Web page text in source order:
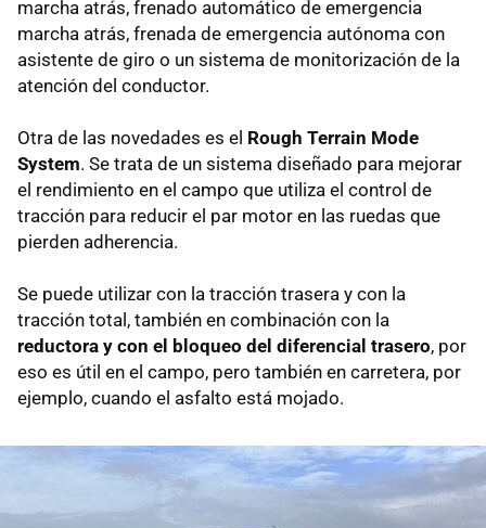
marcha atrás, frenado automático de emergencia
marcha atrás, frenada de emergencia autónoma con
asistente de giro o un sistema de monitorización de la
atención del conductor.
Otra de las novedades es el Rough Terrain Mode
System. Se trata de un sistema diseñado para mejorar
el rendimiento en el campo que utiliza el control de
tracción para reducir el par motor en las ruedas que
pierden adherencia.
Se puede utilizar con la tracción trasera y con la
tracción total, también en combinación con la
reductora y con el bloqueo del diferencial trasero, por
eso es útil en el campo, pero también en carretera, por
ejemplo, cuando el asfalto está mojado.